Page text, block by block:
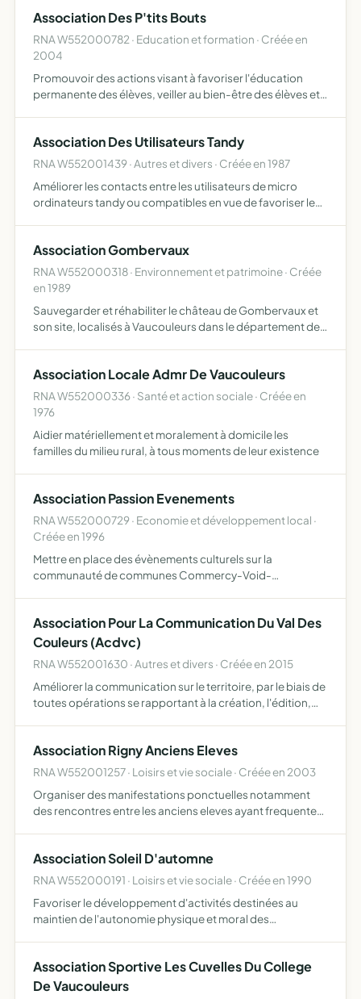
fin…
Association Des P'tits Bouts
RNA W552000782 · Education et formation · Créée en
2004
Promouvoir des actions visant à favoriser l'éducation
permanente des élèves, veiller au bien-être des élèves et à
Association Des Utilisateurs Tandy
RNA W552001439 · Autres et divers · Créée en 1987
Améliorer les contacts entre les utilisateurs de micro
ordinateurs tandy ou compatibles en vue de favoriser le
Association Gombervaux
RNA W552000318 · Environnement et patrimoine · Créée
en 1989
Sauvegarder et réhabiliter le château de Gombervaux et
son site, localisés à Vaucouleurs dans le département de
Association Locale Admr De Vaucouleurs
RNA W552000336 · Santé et action sociale · Créée en
1976
Aidier matériellement et moralement à domicile les
familles du milieu rural, à tous moments de leur existence
Association Passion Evenements
RNA W552000729 · Economie et développement local ·
Créée en 1996
Mettre en place des évènements culturels sur la
communauté de communes Commercy-Void-
Association Pour La Communication Du Val Des
Couleurs (Acdvc)
RNA W552001630 · Autres et divers · Créée en 2015
Améliorer la communication sur le territoire, par le biais de
toutes opérations se rapportant à la création, l'édition,
Association Rigny Anciens Eleves
RNA W552001257 · Loisirs et vie sociale · Créée en 2003
Organiser des manifestations ponctuelles notamment
des rencontres entre les anciens eleves ayant frequente
Association Soleil D'automne
RNA W552000191 · Loisirs et vie sociale · Créée en 1990
Favoriser le développement d'activités destinées au
maintien de l'autonomie physique et moral des
Association Sportive Les Cuvelles Du College
De Vaucouleurs